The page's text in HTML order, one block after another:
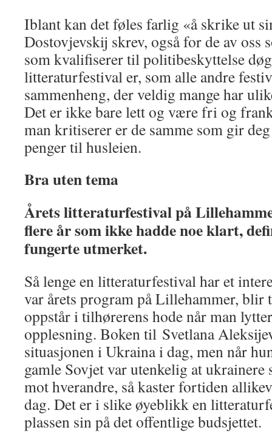
Iblant kan det føles farlig «å skrike ut
Dostovjevskij skrev, også for de av oss
som kvalifiserer til politibeskyttelse
litteraturfestival er, som alle andre
sammenheng, der veldig mange har
Det er ikke bare lett og være fri og
man kritiserer er de samme som gir
penger til husleien.
Bra uten tema
Årets litteraturfestival på
flere år som ikke hadde noe klart,
fungerte utmerket.
Så lenge en litteraturfestival har et
var årets program på Lillehammer, blir
oppstår i tilhørerens hode når man
opplesning. Boken til Svetlana
situasjonen i Ukraina i dag, men når
gamle Sovjet var utenkelig at ukrainere
mot hverandre, så kaster fortiden
dag. Det er i slike øyeblikk en
plassen sin på det offentlige budsjettet.